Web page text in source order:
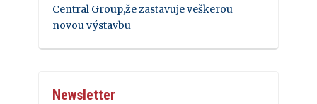
Central Group,že zastavuje veškerou
novou výstavbu
Newsletter